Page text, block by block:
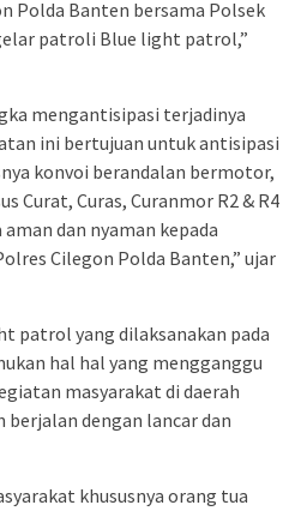
Polda Banten bersama Polsek
patroli Blue light patrol,”
mengantisipasi terjadinya
ini bertujuan untuk antisipasi
konvoi berandalan bermotor,
Curat, Curas, Curanmor R2 & R4
dan nyaman kepada
Cilegon Polda Banten,” ujar
patrol yang dilaksanakan pada
hal hal yang mengganggu
masyarakat di daerah
dengan lancar dan
khususnya orang tua